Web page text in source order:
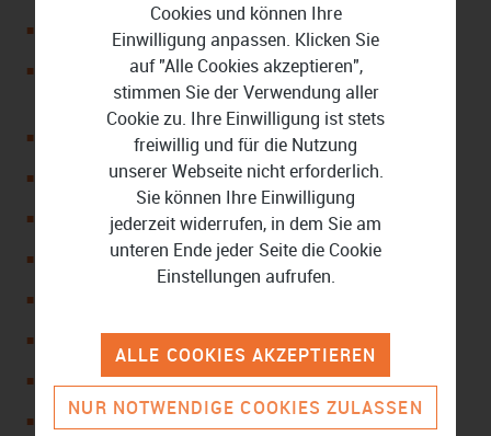
Schützt vor Malware und Spyware
Verhindert die Verschlüsselung Ihrer Daten durch
Ransomware
Erkennt Bedrohungen auf Hardware-Ebene
Blockiert unbekannte Malware
Analysiert Ihr System auf verdächtige Aktivitäten
Stoppt automatisierte Passwort-Angriffe
Ermöglicht sichere Online-Transaktionen
Zentralisiert die Verwaltung und den Schutz aller
Cookies und können Ihre
Einwilligung anpassen. Klicken Sie
auf "Alle Cookies akzeptieren",
stimmen Sie der Verwendung aller
Cookie zu. Ihre Einwilligung ist stets
freiwillig und für die Nutzung
unserer Webseite nicht erforderlich.
Sie können Ihre Einwilligung
jederzeit widerrufen, in dem Sie am
unteren Ende jeder Seite die Cookie
Einstellungen aufrufen.
NUR NOTWENDIGE COOKIES ZULASSEN
ALLE COOKIES AKZEPTIEREN